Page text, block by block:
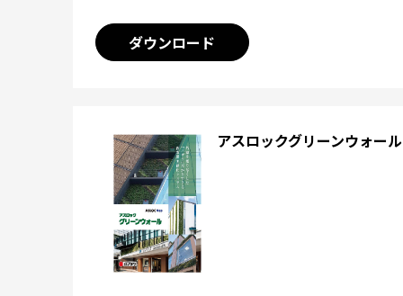
ダウンロード
アスロックグリーンウォール